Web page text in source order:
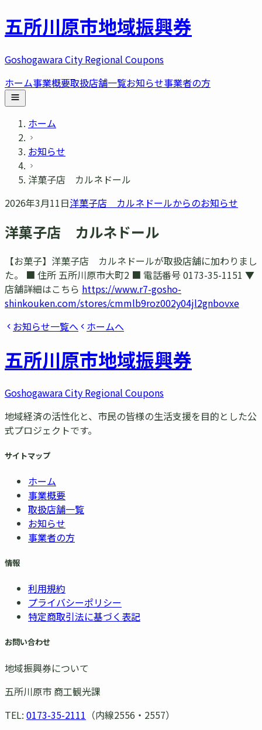
五所川原市地域振興券
Goshogawara City Regional Coupons
ホーム事業概要取扱店舗一覧お知らせ事業者の方
ホーム
お知らせ
洋菓子店 カルネドール
2026年3月11日洋菓子店 カルネドールからのお知らせ
洋菓子店 カルネドール
【お菓子】洋菓子店 カルネドールが取扱店舗に加わりまし
た。 ■ 住所 五所川原市大町2 ■ 電話番号 0173-35-1151 ▼
店舗詳細はこちら https://www.r7-gosho-
shinkouken.com/stores/cmmlb9roz002y04jl2gnbovxe
お知らせ一覧へ
ホームへ
五所川原市地域振興券
Goshogawara City Regional Coupons
地域経済の活性化と、市民の皆様の生活支援を目的とした公
式プロジェクトです。
サイトマップ
ホーム
事業概要
取扱店舗一覧
お知らせ
事業者の方
情報
利用規約
プライバシーポリシー
特定商取引法に基づく表記
お問い合わせ
地域振興券について
五所川原市 商工観光課
TEL: 0173-35-2111 （内線2556・2557）